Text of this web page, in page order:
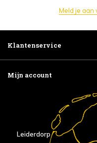
Meld je aan
Klantenservice
Mijn account
Leiderdorp